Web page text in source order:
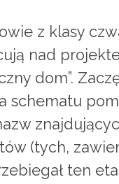
z klasy
nad
dom”.
schematu
(tych,
ten